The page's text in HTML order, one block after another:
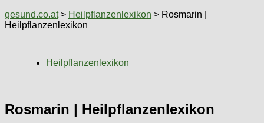
gesund.co.at> Heilpflanzenlexikon > Rosmarin |
Heilpflanzenlexikon
Heilpflanzenlexikon
Rosmarin | Heilpflanzenlexikon